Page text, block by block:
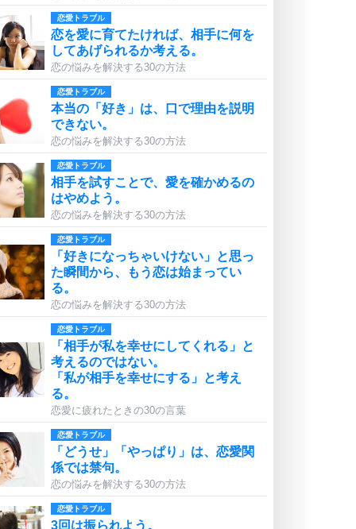
恋愛トラブル
恋を愛に育てたければ、相手に何を
してあげられるか考える。
恋の悩みを解決する30の方法
恋愛トラブル
本当の「好き」は、口で理由を説明
できない。
恋の悩みを解決する30の方法
恋愛トラブル
相手を試すことで、愛を確かめるの
はやめよう。
恋の悩みを解決する30の方法
恋愛トラブル
「好きになっちゃいけない」と思っ
た瞬間から、もう恋は始まってい
る。
恋の悩みを解決する30の方法
恋愛トラブル
「相手が私を幸せにしてくれる」と
考えるのではない。
「私が相手を幸せにする」と考え
る。
恋愛に疲れたときの30の言葉
恋愛トラブル
「どうせ」「やっぱり」は、恋愛関
係では禁句。
恋の悩みを解決する30の方法
恋愛トラブル
3回は振られよう。